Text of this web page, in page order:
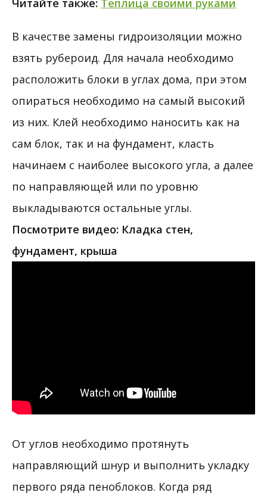
Читайте также: Теплица своими руками
В качестве замены гидроизоляции можно
взять рубероид. Для начала необходимо
расположить блоки в углах дома, при этом
опираться необходимо на самый высокий
из них. Клей необходимо наносить как на
сам блок, так и на фундамент, класть
начинаем с наиболее высокого угла, а далее
по направляющей или по уровню
выкладываются остальные углы.
Посмотрите видео: Кладка стен,
фундамент, крыша
От углов необходимо протянуть
направляющий шнур и выполнить укладку
первого ряда пеноблоков. Когда ряд